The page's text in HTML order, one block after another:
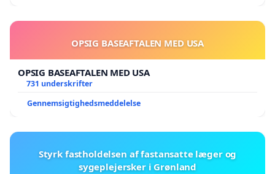
OPSIG BASEAFTALEN MED USA
OPSIG BASEAFTALEN MED USA
731 underskrifter
Gennemsigtighedsmeddelelse
Styrk fastholdelsen af fastansatte læger og
sygeplejersker i Grønland